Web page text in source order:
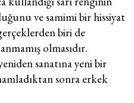
ve samimi bir hissiyat
biri de
olmasıdır.
sanatına yeni bir
sonra erkek